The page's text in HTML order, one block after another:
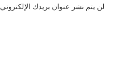
لن يتم نشر عنوان بريدك الإلكتروني.